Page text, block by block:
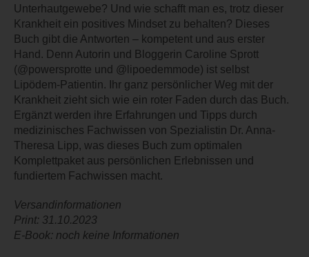
Unterhautgewebe? Und wie schafft man es, trotz dieser
Krankheit ein positives Mindset zu behalten? Dieses
Buch gibt die Antworten – kompetent und aus erster
Hand. Denn Autorin und Bloggerin Caroline Sprott
(@powersprotte und @lipoedemmode) ist selbst
Lipödem-Patientin. Ihr ganz persönlicher Weg mit der
Krankheit zieht sich wie ein roter Faden durch das Buch.
Ergänzt werden ihre Erfahrungen und Tipps durch
medizinisches Fachwissen von Spezialistin Dr. Anna-
Theresa Lipp, was dieses Buch zum optimalen
Komplettpaket aus persönlichen Erlebnissen und
fundiertem Fachwissen macht.
Versandinformationen
Print: 31.10.2023
E-Book: noch keine Informationen